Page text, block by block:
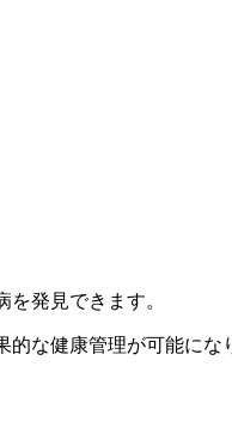
発見できます。
的な健康管理が可能にな